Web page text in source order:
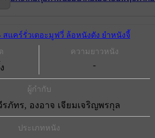
ความยาวหนัง
-
ผู้กำกับ
ภัทร, องอาจ เจียมเจริญพรกุล
ประเภทหนัง